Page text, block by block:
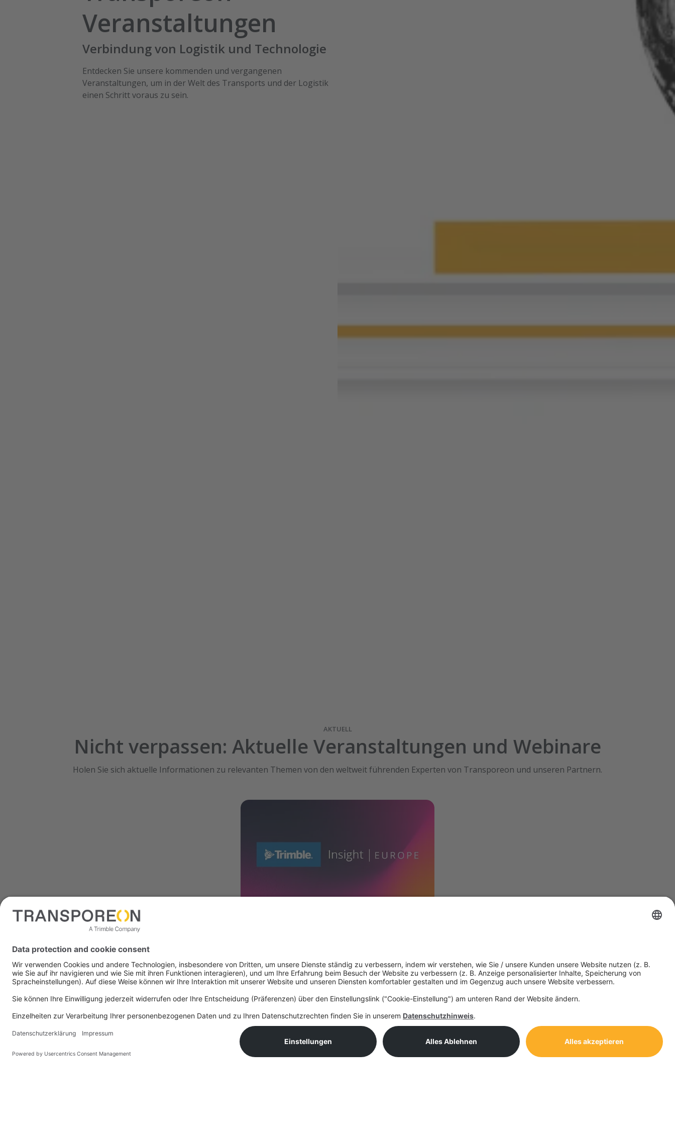
Veranstaltungen
Verbindung von Logistik und Technologie
Entdecken Sie unsere kommenden und vergangenen
Veranstaltungen, um in der Welt des Transports und der Logistik
einen Schritt voraus zu sein.
AKTUELL
Nicht verpassen: Aktuelle Veranstaltungen und Webinare
Holen Sie sich aktuelle Informationen zu relevanten Themen von den weltweit führenden Experten von Transporeon und unseren Partnern.
VERANSTALTUNG
Für Veranstaltung anmelden